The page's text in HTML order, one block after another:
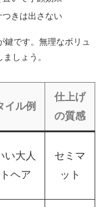
つきは出さない
です。無理なボリュ
しょう。
イル例
仕上げ
の質感
い大人
ヘア
セミマ
ット